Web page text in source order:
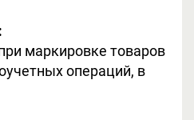
маркировке товаров
операций, в